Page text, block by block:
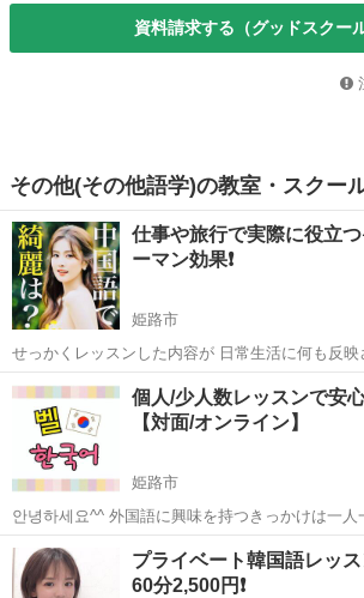
資料請求する（グッドスクール
その他(その他語学)の教室・スクー
仕事や旅行で実際に役立
ーマン効果❗️
姫路市
せっかくレッスンした内容が 日常生活に何も反映
が無いと思いますので 無駄を省いた 効率の良い中国語サポートの ご
案内をさせて頂きます🙇 弊社 中国語スク
兵庫 姫路市 中国語
個人/少人数レッスンで安
【対面/オンライン】
姫路市
안녕하세요^^ 外国語に興味を持つきっかけは一人一人異なると思いま
す。 「興味を持つ」ということは、自分自身の
興味はあるけど、韓国語が話せるようになるか
して受講していただけ...
兵庫 韓国語 レッスン
プライベート韓国語レッ
60分2,500円❗️